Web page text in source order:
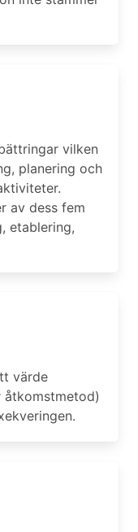
vilken
planering och
av dess fem
etablering,
värde
åtkomstmetod)